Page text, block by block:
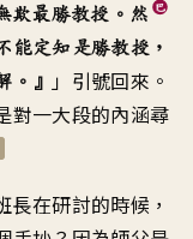
欺最勝教授 。 然
能定知是勝教授 ，
。』 」 引號回來 。
對一大段的內涵尋
長在研討的時候 ，